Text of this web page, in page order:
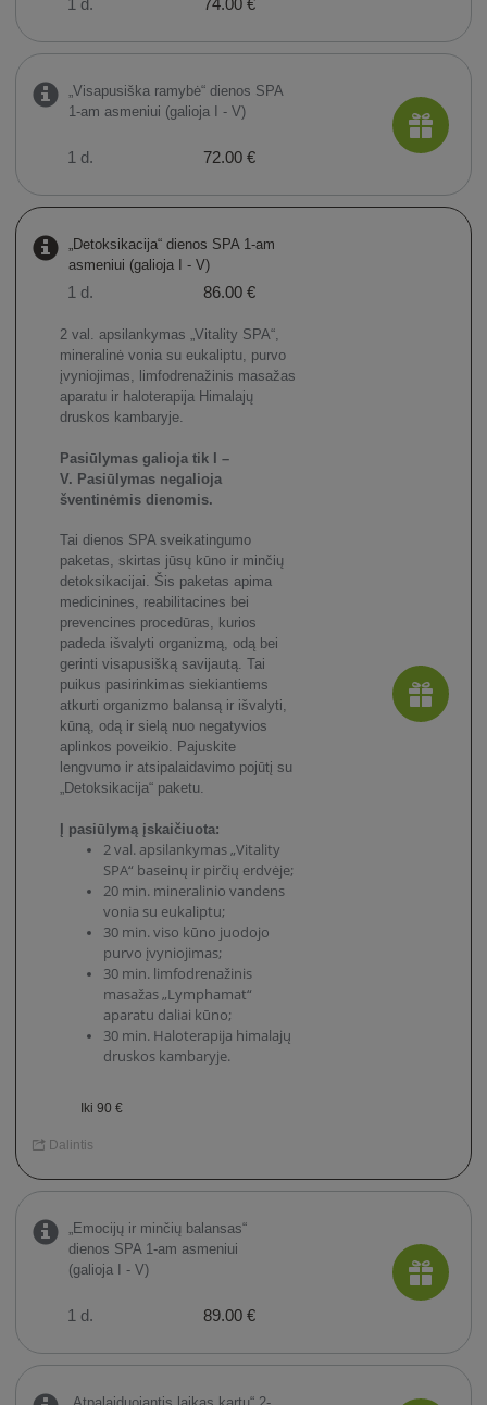
1 d. 74.00 €
„Visapusiška ramybė“ dienos SPA
1-am asmeniui (galioja I - V)
1 d. 72.00 €
„Detoksikacija“ dienos SPA 1-am
asmeniui (galioja I - V)
1 d. 86.00 €
2 val. apsilankymas „Vitality SPA“,
mineralinė vonia su eukaliptu, purvo
įvyniojimas, limfodrenažinis masažas
aparatu ir haloterapija Himalajų
druskos kambaryje.
Pasiūlymas galioja tik I –
V. Pasiūlymas negalioja
šventinėmis dienomis.
Tai dienos SPA sveikatingumo
paketas, skirtas jūsų kūno ir minčių
detoksikacijai. Šis paketas apima
medicinines, reabilitacines bei
prevencines procedūras, kurios
padeda išvalyti organizmą, odą bei
gerinti visapusišką savijautą. Tai
puikus pasirinkimas siekiantiems
atkurti organizmo balansą ir išvalyti,
kūną, odą ir sielą nuo negatyvios
aplinkos poveikio. Pajuskite
lengvumo ir atsipalaidavimo pojūtį su
„Detoksikacija“ paketu.
Į pasiūlymą įskaičiuota:
2 val. apsilankymas „Vitality
SPA“ baseinų ir pirčių erdvėje;
20 min. mineralinio vandens
vonia su eukaliptu;
30 min. viso kūno juodojo
purvo įvyniojimas;
30 min. limfodrenažinis
masažas „Lymphamat“
aparatu daliai kūno;
30 min. Haloterapija himalajų
druskos kambaryje.
Iki 90 €
Dalintis
„Emocijų ir minčių balansas“
dienos SPA 1-am asmeniui
(galioja I - V)
1 d. 89.00 €